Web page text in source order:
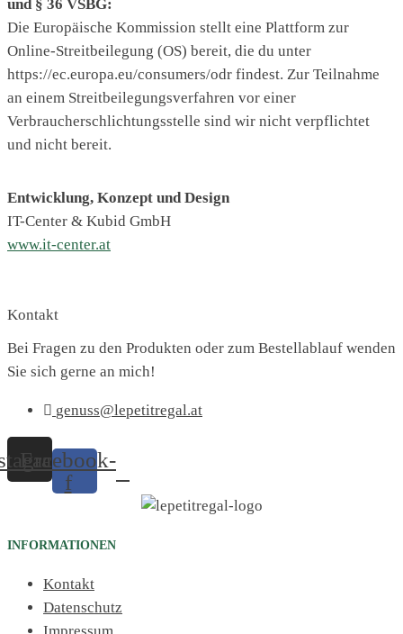
und § 36 VSBG:
Die Europäische Kommission stellt eine Plattform zur
Online-Streitbeilegung (OS) bereit, die du unter
https://ec.europa.eu/consumers/odr findest. Zur Teilnahme
an einem Streitbeilegungsverfahren vor einer
Verbraucherschlichtungsstelle sind wir nicht verpflichtet
und nicht bereit.
Entwicklung, Konzept und Design
IT-Center & Kubid GmbH
www.it-center.at
Kontakt
Bei Fragen zu den Produkten oder zum Bestellablauf wenden
Sie sich gerne an mich!
genuss@lepetitregal.at
Facebook-
f
INFORMATIONEN
Kontakt
Datenschutz